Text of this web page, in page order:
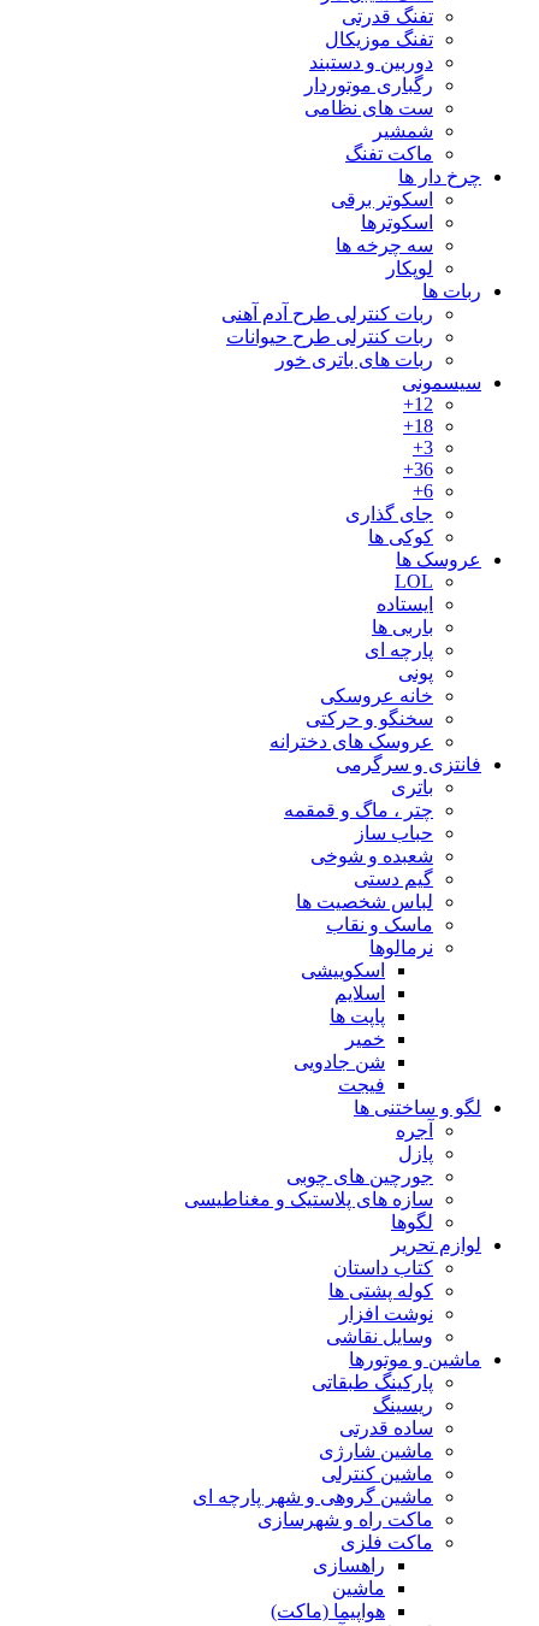
تفنگ قدرتی
تفنگ موزیکال
دوربین و دستبند
رگباری موتوردار
ست های نظامی
شمشیر
ماکت تفنگ
چرخ دار ها
اسکوتر برقی
اسکوترها
سه چرخه ها
لوپکار
ربات ها
ربات کنترلی طرح آدم آهنی
ربات کنترلی طرح حیوانات
ربات های باتری خور
سیسمونی
12+
18+
3+
36+
6+
جای گذاری
کوکی ها
عروسک ها
LOL
ایستاده
باربی ها
پارچه ای
پونی
خانه عروسکی
سخنگو و حرکتی
عروسک های دخترانه
فانتزی و سرگرمی
باتری
چتر ، ماگ و قمقمه
حباب ساز
شعبده و شوخی
گیم دستی
لباس شخصیت ها
ماسک و نقاب
نرمالوها
اسکوییشی
اسلایم
پاپت ها
خمیر
شن جادویی
فیجت
لگو و ساختنی ها
آجره
پازل
جورچین های چوبی
سازه های پلاستیک و مغناطیسی
لگوها
لوازم تحریر
کتاب داستان
کوله پشتی ها
نوشت افزار
وسایل نقاشی
ماشین و موتورها
پارکینگ طبقاتی
ریسینگ
ساده قدرتی
ماشین شارژی
ماشین کنترلی
ماشین گروهی و شهر پارچه ای
ماکت راه و شهرسازی
ماکت فلزی
راهسازی
ماشین
هواپیما (ماکت)